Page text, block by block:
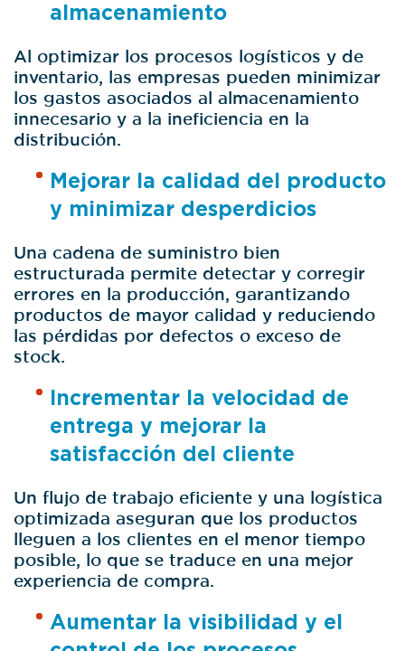
almacenamiento
Al optimizar los procesos logísticos y de
inventario, las empresas pueden minimizar
los gastos asociados al almacenamiento
innecesario y a la ineficiencia en la
distribución.
Mejorar la calidad del producto
y minimizar desperdicios
Una cadena de suministro bien
estructurada permite detectar y corregir
errores en la producción, garantizando
productos de mayor calidad y reduciendo
las pérdidas por defectos o exceso de
stock.
Incrementar la velocidad de
entrega y mejorar la
satisfacción del cliente
Un flujo de trabajo eficiente y una logística
optimizada aseguran que los productos
lleguen a los clientes en el menor tiempo
posible, lo que se traduce en una mejor
experiencia de compra.
Aumentar la visibilidad y el